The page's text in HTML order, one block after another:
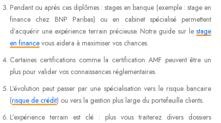
Pendant ou après ces diplômes : stages en banque (exemple : stage en
finance chez BNP Paribas) ou en cabinet spécialisé permettent
d’acquérir une expérience terrain précieuse. Notre guide sur le stage
en finance vous aidera à maximiser vos chances.
Certaines certifications comme la certification AMF peuvent être un
plus pour valider vos connaissances réglementaires.
L’évolution peut passer par une spécialisation vers le risque bancaire
(risque de crédit) ou vers la gestion plus large du portefeuille clients.
L’expérience terrain est clé : plus vous traiterez divers dossiers